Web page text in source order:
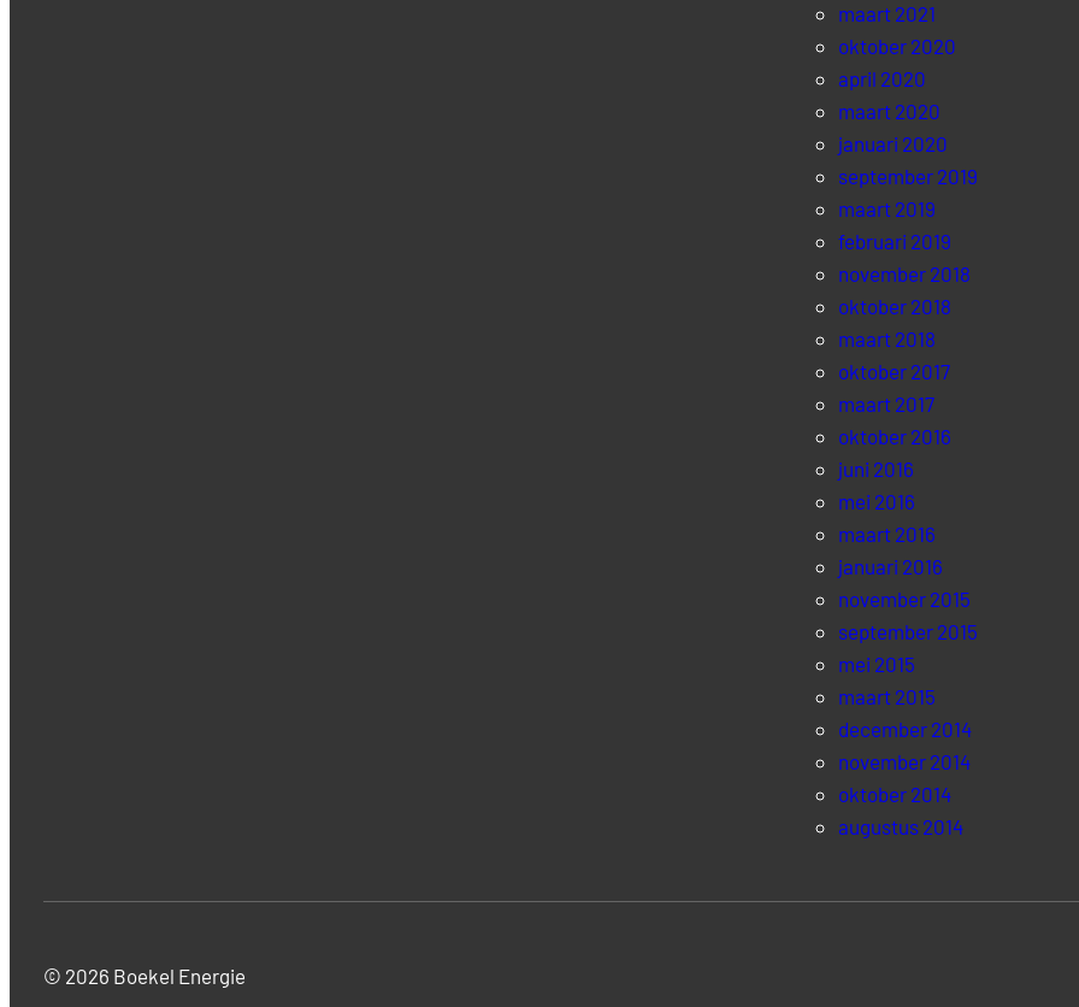
maart 2021
oktober 2020
april 2020
maart 2020
januari 2020
september 2019
maart 2019
februari 2019
november 2018
oktober 2018
maart 2018
oktober 2017
maart 2017
oktober 2016
juni 2016
mei 2016
maart 2016
januari 2016
november 2015
september 2015
mei 2015
maart 2015
december 2014
november 2014
oktober 2014
augustus 2014
© 2026 Boekel Energie